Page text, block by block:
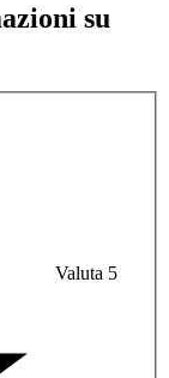
su
Valuta 5